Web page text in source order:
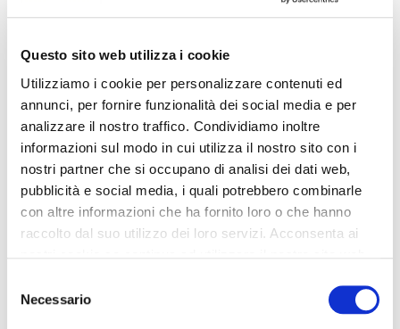
Questo sito web utilizza i cookie
Utilizziamo i cookie per personalizzare contenuti ed
annunci, per fornire funzionalità dei social media e per
analizzare il nostro traffico. Condividiamo inoltre
informazioni sul modo in cui utilizza il nostro sito con i
nostri partner che si occupano di analisi dei dati web,
pubblicità e social media, i quali potrebbero combinarle
con altre informazioni che ha fornito loro o che hanno
raccolto dal suo utilizzo dei loro servizi. Acconsenta ai
delNecessario
75,60 €
64,50 €